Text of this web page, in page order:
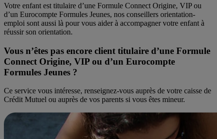
Votre enfant est titulaire d’une Formule Connect Origine, VIP ou
d’un Eurocompte Formules Jeunes, nos conseillers orientation-
emploi sont aussi là pour vous aider à accompagner votre enfant à
réussir son orientation.
Vous n’êtes pas encore client titulaire d’une Formule
Connect Origine, VIP ou d’un Eurocompte
Formules Jeunes ?
Ce service vous intéresse, renseignez-vous auprès de votre caisse de
Crédit Mutuel ou auprès de vos parents si vous êtes mineur.